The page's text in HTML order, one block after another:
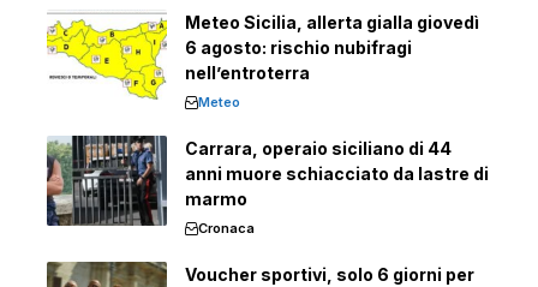
Meteo Sicilia, allerta gialla giovedì
6 agosto: rischio nubifragi
nell’entroterra
Meteo
Carrara, operaio siciliano di 44
anni muore schiacciato da lastre di
marmo
Cronaca
Voucher sportivi, solo 6 giorni per